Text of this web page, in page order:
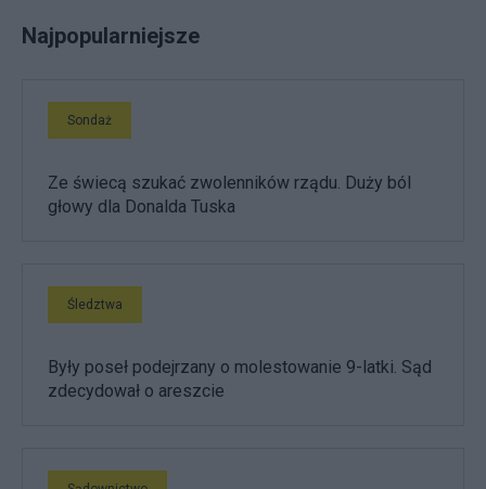
Najpopularniejsze
Sondaż
Ze świecą szukać zwolenników rządu. Duży ból
głowy dla Donalda Tuska
Śledztwa
Były poseł podejrzany o molestowanie 9-latki. Sąd
zdecydował o areszcie